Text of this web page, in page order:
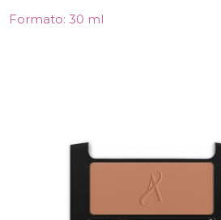
Formato: 30 ml